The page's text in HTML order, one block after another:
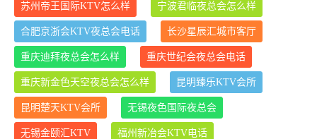
苏州帝王国际KTV怎么样 宁波君临夜总会怎么样
合肥京浙会KTV夜总会电话 长沙星辰汇城市客厅
重庆迪拜夜总会怎么样 重庆世纪会夜总会电话
重庆新金色天空夜总会怎么样 昆明臻乐KTV会所
昆明楚天KTV会所 无锡夜色国际夜总会
无锡金颐汇KTV 福州新冶会KTV电话